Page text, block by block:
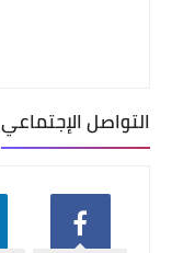
التواصل الإجتماعي